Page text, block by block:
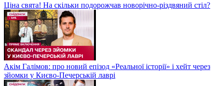
Ціна свята! На скільки подорожчав новорічно-різдвяний стіл?
Акім Галімов: про новий епізод «Реальної історії» і хейт через
зйомки у Києво-Печерській лаврі